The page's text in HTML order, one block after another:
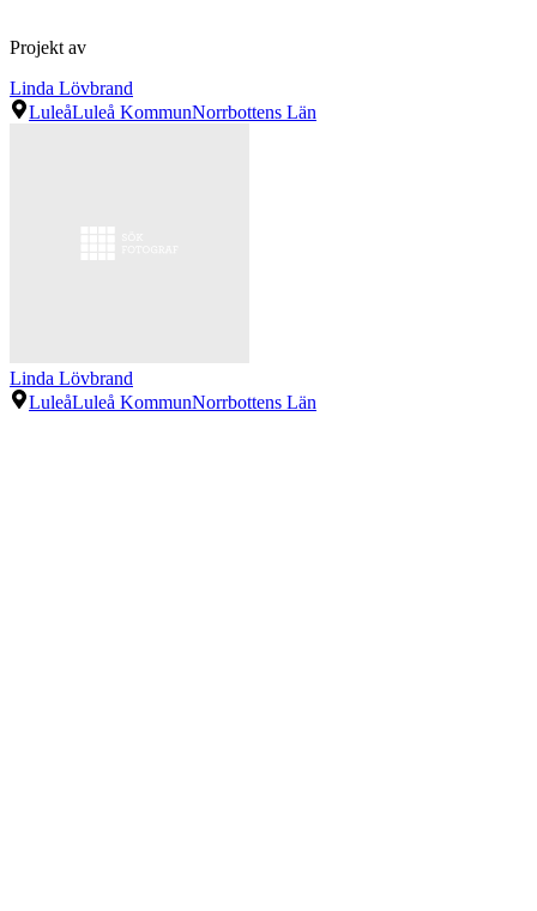
Projekt av
Linda Lövbrand
LuleåLuleå KommunNorrbottens Län
Linda Lövbrand
LuleåLuleå KommunNorrbottens Län